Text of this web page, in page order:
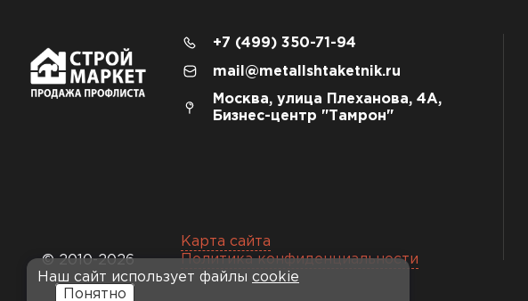
© 2010-2026
+7 (499) 350-71-94
mail@metallshtaketnik.ru
Москва, улица Плеханова, 4А,
Бизнес-центр "Тамрон"
Карта сайта
Политика конфиденциальности
Наш сайт использует файлы cookie
Понятно